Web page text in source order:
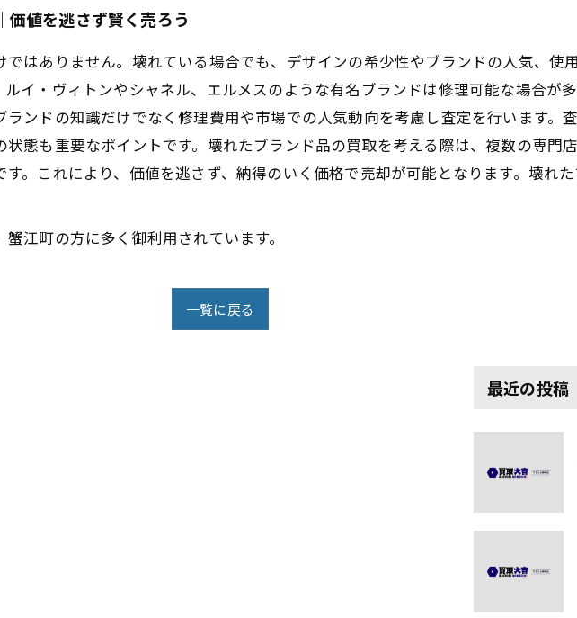
値を逃さず賢く売ろう
はありません。壊れている場合でも、デザインの希少性やブランドの人気、使
イ・ヴィトンやシャネル、エルメスのような有名ブランドは修理可能な場合が
ンドの知識だけでなく修理費用や市場での人気動向を考慮し査定を行います。
態も重要なポイントです。壊れたブランド品の買取を考える際は、複数の専門
。これにより、価値を逃さず、納得のいく価格で売却が可能となります。壊れ
江町の方に多く御利用されています。
一覧に戻る
最近の投稿